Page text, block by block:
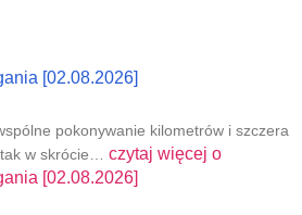
[02.08.2026]
pokonywanie kilometrów i szczera
w skrócie… czytaj więcej o
[02.08.2026]